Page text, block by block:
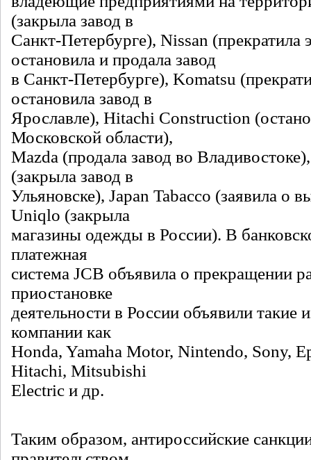
(закрыла завод в
Санкт-Петербурге), Nissan (прекратила
остановила и продала завод
в Санкт-Петербурге), Komatsu
остановила завод в
Ярославле), Hitachi Construction
Московской области),
Mazda (продала завод во
(закрыла завод в
Ульяновске), Japan Tabacco (заявила о
Uniqlo (закрыла
магазины одежды в России). В
платежная
система JCB объявила о прекращении
приостановке
деятельности в России объявили такие
компании как
Honda, Yamaha Motor, Nintendo, Sony,
Hitachi, Mitsubishi
Electric и др.
Таким образом, антироссийские